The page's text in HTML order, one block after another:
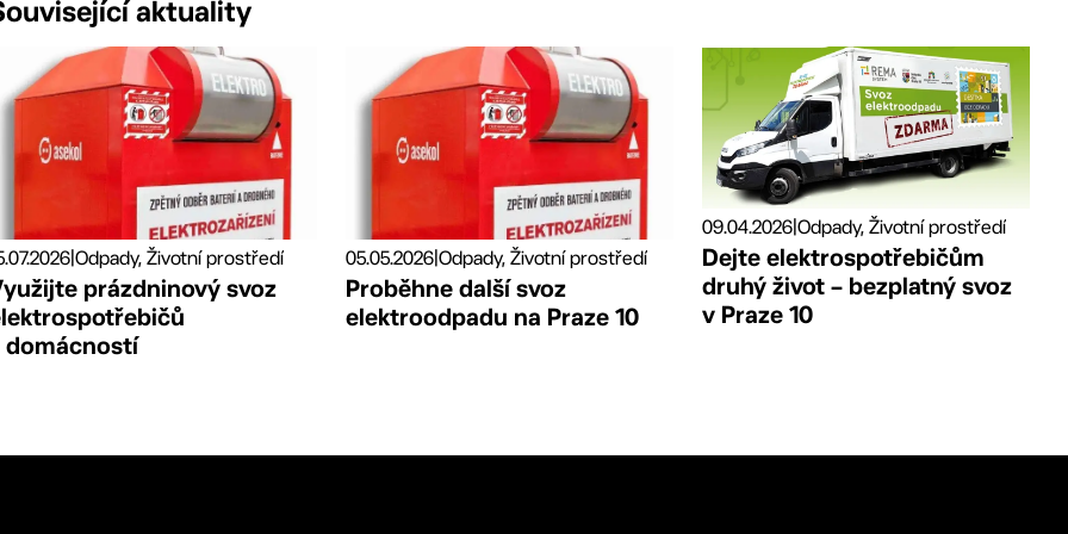
aktuality
|Odpady, Životní prostředí
prázdninový svoz
domácností
05.05.2026|Odpady, Životní prostředí
Proběhne další svoz
elektroodpadu na Praze 10
09.04.2026|Odpady, Životní prostředí
Dejte elektrospotřebičům
druhý život – bezplatný svoz
v Praze 10